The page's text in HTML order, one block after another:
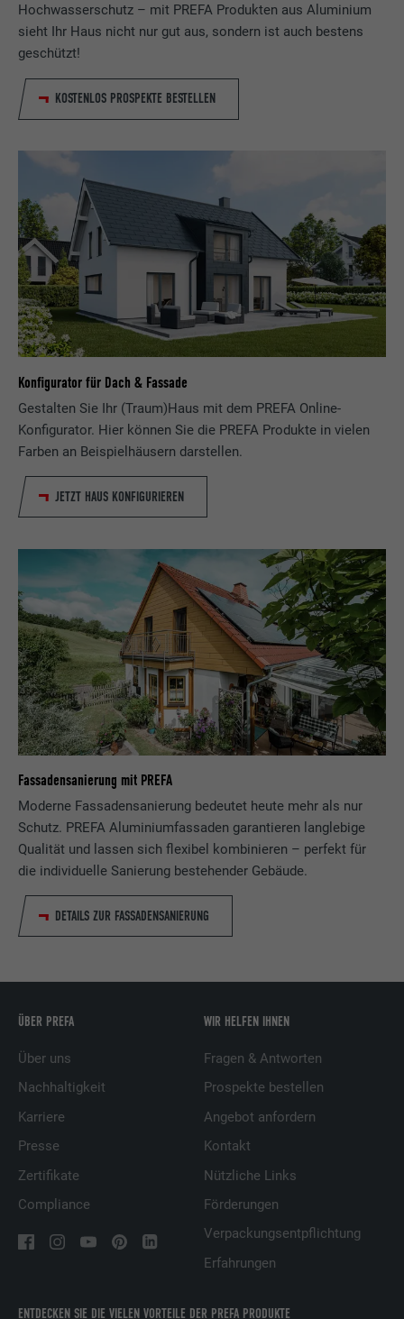
Hochwasserschutz – mit PREFA Produkten aus Aluminium
sieht Ihr Haus nicht nur gut aus, sondern ist auch bestens
geschützt!
KOSTENLOS PROSPEKTE BESTELLEN
Konfigurator für Dach & Fassade
Gestalten Sie Ihr (Traum)Haus mit dem PREFA Online-
Konfigurator. Hier können Sie die PREFA Produkte in vielen
Farben an Beispielhäusern darstellen.
JETZT HAUS KONFIGURIEREN
Fassadensanierung mit PREFA
Moderne Fassadensanierung bedeutet heute mehr als nur
Schutz. PREFA Aluminiumfassaden garantieren langlebige
Qualität und lassen sich flexibel kombinieren – perfekt für
die individuelle Sanierung bestehender Gebäude.
DETAILS ZUR FASSADENSANIERUNG
ENTDECKEN SIE DIE VIELEN VORTEILE DER PREFA PRODUKTE
ÜBER PREFA
Über uns
Nachhaltigkeit
Karriere
Presse
Zertifikate
Compliance
WIR HELFEN IHNEN
Fragen & Antworten
Prospekte bestellen
Angebot anfordern
Kontakt
Nützliche Links
Förderungen
Verpackungsentpflichtung
Erfahrungen